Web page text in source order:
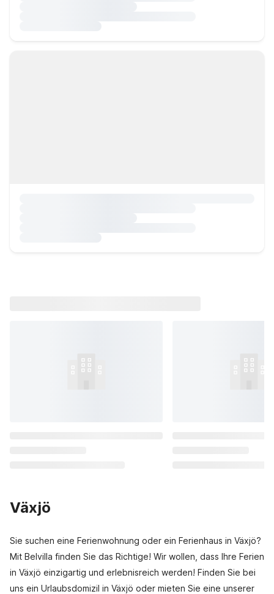
Växjö
Sie suchen eine Ferienwohnung oder ein Ferienhaus in Växjö?
Mit Belvilla finden Sie das Richtige! Wir wollen, dass Ihre Ferien
in Växjö einzigartig und erlebnisreich werden! Finden Sie bei
uns ein Urlaubsdomizil in Växjö oder mieten Sie eine unserer